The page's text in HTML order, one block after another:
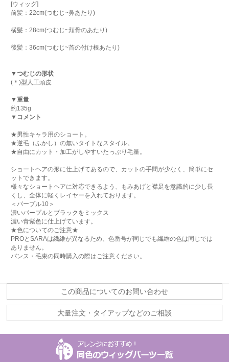
[ウィッグ]
前髪：22cm(つむじ~鼻あたり)
横髪：28cm(つむじ~頬骨のあたり)
後髪：36cm(つむじ~首の付け根あたり)
▼つむじの形状
(＊)型人工頭皮
▼重量
約135g
▼コメント
★男性キャラ用のショート。
★逆毛（ふかし）の無いタイトなスタイル。
★自由にカット・加工がしやすいたっぷり毛量。
ショートヘアの形に仕上げてあるので、カットの手間が少なく、簡単にセ
ットできます。
様々なショートヘアに対応できるよう、もみあげと襟足を意識的に少し長
くし、全体に軽くレイヤーを入れております。
＜パープル10＞
濃いパープルとブラックをミックス
濃い青紫色に仕上げています。
★色についてのご注意★
PROとSARAは繊維が異なるため、色番号が同じでも繊維の色は同じでは
ありません。
バンス・毛束の同時購入の際はご注意ください。
この商品についてのお問い合わせ
大量注文・タイアップなどのご相談